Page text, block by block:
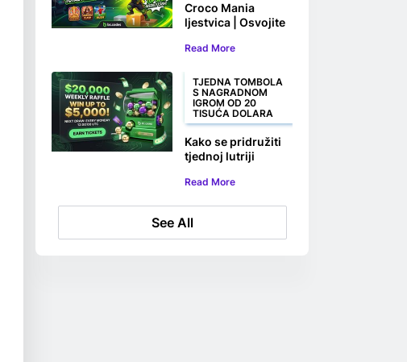
Croco Mania
ljestvica | Osvojite
100.000.000 Rp+
Read More
TJEDNA TOMBOLA
S NAGRADNOM
IGROM OD 20
TISUĆA DOLARA
Kako se pridružiti
tjednoj lutriji
USD
Read More
See All